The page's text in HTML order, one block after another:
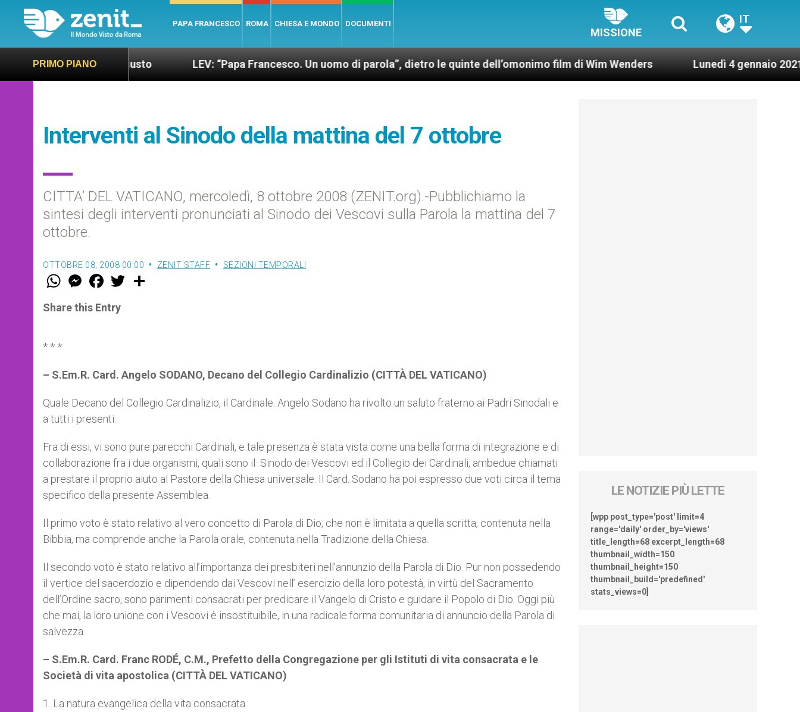
PAPA FRANCESCO ROMA CHIESA E MONDO DOCUMENTI
MISSIONE
IT
PRIMO PIANO
sano e giusto LEV: “Papa Francesco. Un uomo di parola”, dietro le quinte dell’omonimo film di Wim Wenders Lunedì 4 gennaio 2021: Possesso
Interventi al Sinodo della mattina del 7 ottobre
CITTA’ DEL VATICANO, mercoledì, 8 ottobre 2008 (ZENIT.org).-Pubblichiamo la
sintesi degli interventi pronunciati al Sinodo dei Vescovi sulla Parola la mattina del 7
ottobre.
OTTOBRE 08, 2008 00:00 ZENIT STAFF SEZIONI TEMPORALI
W
t
s
M
e
s
e
F
a
e
b
w
Share this Entry
* * *
– S.Em.R. Card. Angelo SODANO, Decano del Collegio Cardinalizio (CITTÀ DEL VATICANO)
Quale Decano del Collegio Cardinalizio, il Cardinale. Angelo Sodano ha rivolto un saluto fraterno ai Padri Sinodali e
a tutti i presenti.
Fra di essi, vi sono pure parecchi Cardinali, e tale presenza è stata vista come una bella forma di integrazione e di
collaborazione fra i due organismi, quali sono il· Sinodo dei Vescovi ed il Collegio dei Cardinali, ambedue chiamati
a prestare il proprio aiuto al Pastore della Chiesa universale. Il Card. Sodano ha poi espresso due voti circa il tema
specifico della presente Assemblea.
Il primo voto è stato relativo al vero concetto di Parola di Dio, che non è limitata a quella scritta, contenuta nella
Bibbia, ma comprende anche la Parola orale, contenuta nella Tradizione della Chiesa.
Il secondo voto è stato relativo all’importanza dei presbiteri nell’annunzio della Parola di Dio. Pur non possedendo
il vertice del sacerdozio e dipendendo dai Vescovi nell’ esercizio della loro potestà, in virtù del Sacramento
dell’Ordine sacro, sono parimenti consacrati per predicare il Vangelo di Cristo e guidare il Popolo di Dio. Oggi più
che mai, la loro unione con i Vescovi è insostituibile, in una radicale forma comunitaria di annuncio della Parola di
salvezza.
– S.Em.R. Card. Franc RODÉ, C.M., Prefetto della Congregazione per gli Istituti di vita consacrata e le
Società di vita apostolica (CITTÀ DEL VATICANO)
1. La natura evangelica della vita consacrata
LE NOTIZIE PIÙ LETTE
[wpp post_type='post' limit=4
range='daily' order_by='views'
title_length=68 excerpt_length=68
thumbnail_width=150
thumbnail_height=150
thumbnail_build='predefined'
stats_views=0]